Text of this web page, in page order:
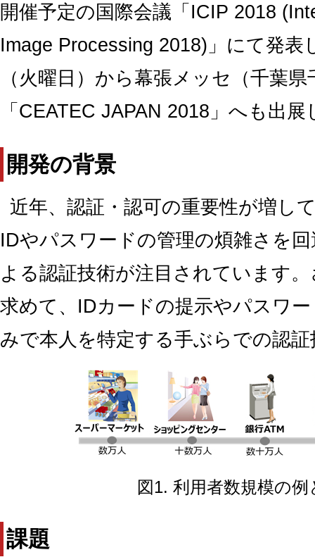
開催予定の国際会議「ICIP 2018
Image Processing 2018)」にて発表
（火曜日）から幕張メッセ（千葉
「CEATEC JAPAN 2018」へも出
開発の背景
近年、認証・認可の重要性が増し
IDやパスワードの管理の煩雑さを
よる認証技術が注目されています
求めて、IDカードの提示やパスワ
みで本人を特定する手ぶらでの認
図1. 利用者数規模の
課題